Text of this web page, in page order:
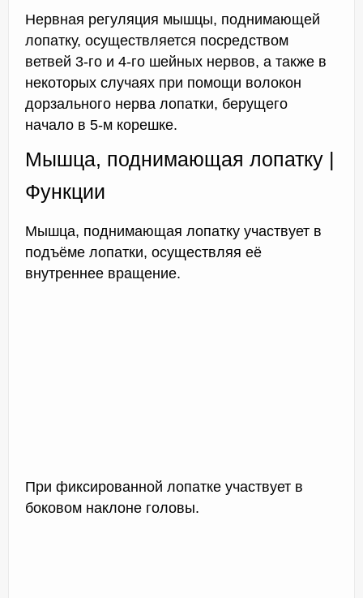
Нервная регуляция мышцы, поднимающей
лопатку, осуществляется посредством
ветвей 3-го и 4-го шейных нервов, а также в
некоторых случаях при помощи волокон
дорзального нерва лопатки, берущего
начало в 5-м корешке.
Мышца, поднимающая лопатку |
Функции
Мышца, поднимающая лопатку участвует в
подъёме лопатки, осуществляя её
внутреннее вращение.
При фиксированной лопатке участвует в
боковом наклоне головы.